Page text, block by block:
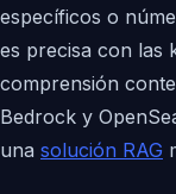
específicos o
es precisa con las
comprensión
Bedrock y
una solución RAG